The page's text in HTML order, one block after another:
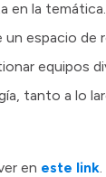
en la temática.
espacio de
equipos
tanto a lo
en este link